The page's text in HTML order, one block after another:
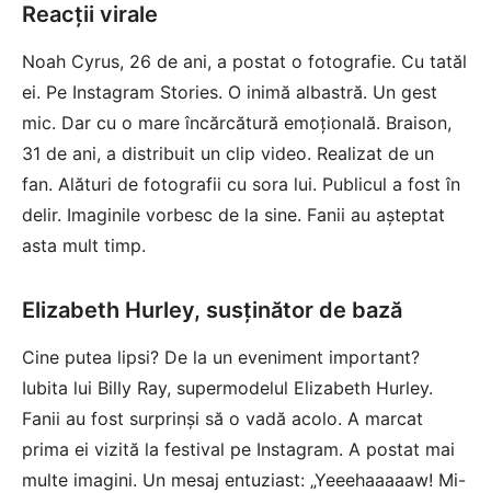
Reacții virale
Noah Cyrus, 26 de ani, a postat o fotografie. Cu tatăl
ei. Pe Instagram Stories. O inimă albastră. Un gest
mic. Dar cu o mare încărcătură emoțională. Braison,
31 de ani, a distribuit un clip video. Realizat de un
fan. Alături de fotografii cu sora lui. Publicul a fost în
delir. Imaginile vorbesc de la sine. Fanii au așteptat
asta mult timp.
Elizabeth Hurley, susținător de bază
Cine putea lipsi? De la un eveniment important?
Iubita lui Billy Ray, supermodelul Elizabeth Hurley.
Fanii au fost surprinși să o vadă acolo. A marcat
prima ei vizită la festival pe Instagram. A postat mai
multe imagini. Un mesaj entuziast: „Yeeehaaaaaw! Mi-